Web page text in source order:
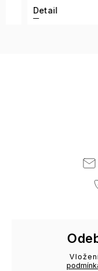
Detail